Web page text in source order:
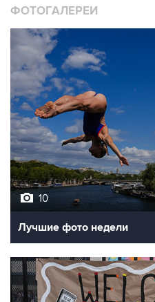
ФОТОГАЛЕРЕИ
10
Лучшие фото недели